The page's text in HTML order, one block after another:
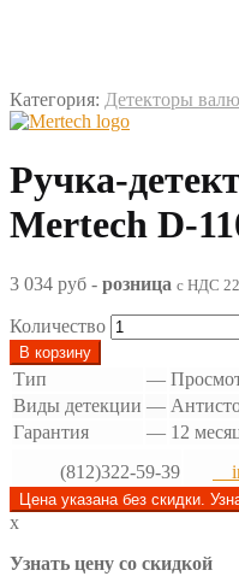
Категория: Детекторы
Ручка-
Mertech D-
3 034 руб - розница с НДС
Количество
В корзину
Тип —
Виды детекции —
Гарантия
— 12
(812)322-59-39
Цена указана без скидки.
x
Узнать цену со скидкой